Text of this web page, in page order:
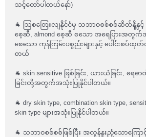
သင့်တော်ပါတယ်နော်)
🐐 သြစတြေးလျနိုင်ငံမှ သဘာဝစစ်စစ်ဆိတ်နို့နှ
စေ့ဆီ, almond စေ့ဆီ စသော အရေပြားအတွ
စေသော ကုန်ကြမ်းပစ္စည်းများနှင့် ပေါင်းစပ်ထုတ်
တယ်
🐐 skin sensitive ဖြစ်ခြင်း, ယားယံခြင်း, ရေဓာ
ခြင်းတို့အတွက်အသုံးပြုနိုင်ပါတယ်။
🐐 dry skin type, combination skin type,
skin type များအသုံးပြုနိုင်ပါတယ်။
🐐 သဘာဝစစ်စစ်ဖြစ်ပြီး အလွန်နူးညံ့သောကြော